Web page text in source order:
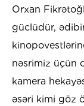
Orxan
güclüdür,
nəsrimiz üçün
kamera
əsəri kimi göz